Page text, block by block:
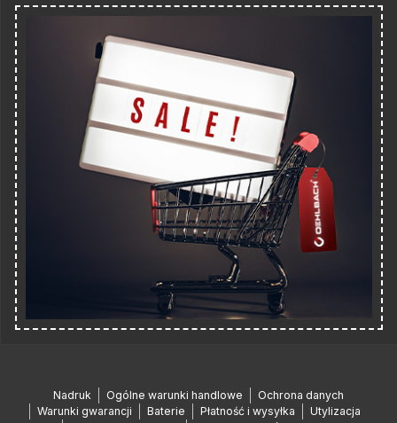
Nadruk Ogólne warunki handlowe
Ochrona danych
Warunki gwarancji
Baterie Płatność i wysyłka
Utylizacja